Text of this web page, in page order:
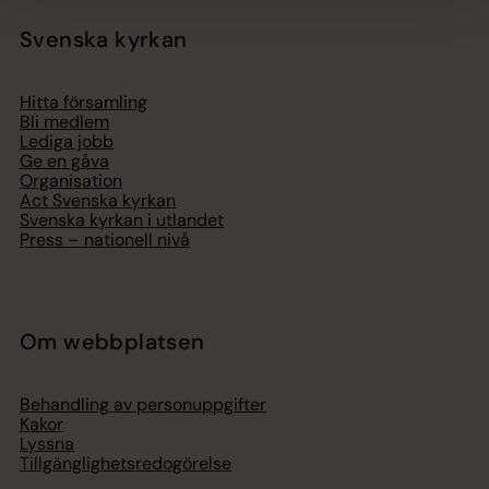
Svenska kyrkan
Hitta församling
Bli medlem
Lediga jobb
Ge en gåva
Organisation
Act Svenska kyrkan
Svenska kyrkan i utlandet
Press – nationell nivå
Om webbplatsen
Behandling av personuppgifter
Kakor
Lyssna
Tillgänglighetsredogörelse